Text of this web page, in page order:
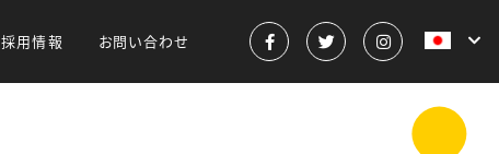
採用情報 お問い合わせ